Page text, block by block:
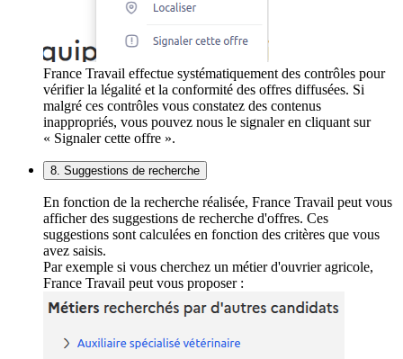
France Travail effectue systématiquement des contrôles pour
vérifier la légalité et la conformité des offres diffusées. Si
malgré ces contrôles vous constatez des contenus
inappropriés, vous pouvez nous le signaler en cliquant sur
« Signaler cette offre ».
8. Suggestions de recherche
En fonction de la recherche réalisée, France Travail peut vous
afficher des suggestions de recherche d'offres. Ces
suggestions sont calculées en fonction des critères que vous
avez saisis.
Par exemple si vous cherchez un métier d'ouvrier agricole,
France Travail peut vous proposer :